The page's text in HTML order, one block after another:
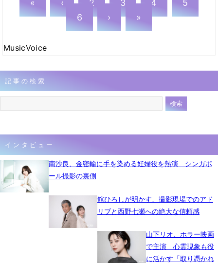
« ‹ 2 3 4
5
6
› »
MusicVoice
記事の検索
インタビュー
南沙良、金密輸に手を染める妊婦役を熱演 シンガポ
ール撮影の裏側
舘ひろしが明かす、撮影現場でのアド
リブと西野七瀬への絶大な信頼感
山下リオ、ホラー映画
で主演 心霊現象も役
に活かす「取り憑かれ